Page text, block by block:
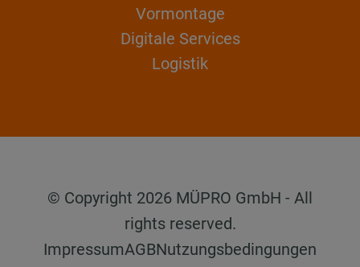
Vormontage
Digitale Services
Logistik
© Copyright 2026 MÜPRO GmbH - All
rights reserved.
ImpressumAGBNutzungsbedingungen